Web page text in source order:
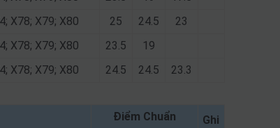
X78; X79; X80 25 24.5
23
X78; X79; X80 23.5
19
X78; X79; X80 24.5 24.5 23.3
Điểm Chuẩn
Ghi